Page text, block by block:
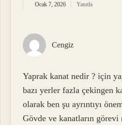
Ocak 7, 2026 Yanıtla
Cengiz
Yaprak kanat nedir ? için
bazı yerler fazla çekingen
olarak ben şu ayrıntıyı
Gövde ve kanatların